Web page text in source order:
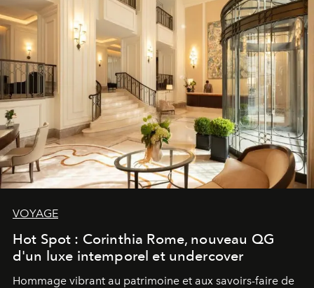
VOYAGE
Hot Spot : Corinthia Rome, nouveau QG
d'un luxe intemporel et undercover
Hommage vibrant au patrimoine et aux savoirs-faire de